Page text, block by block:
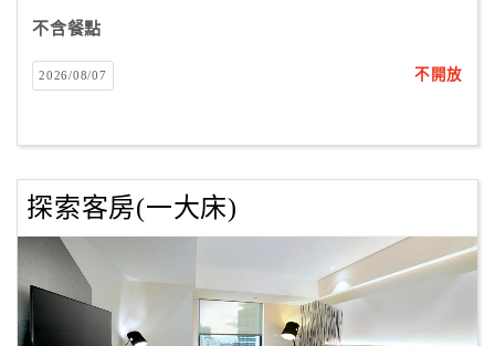
紅
查
訂
房
國
旅
不含餐點
2026/08/07 不開放
探索客房(一大床)